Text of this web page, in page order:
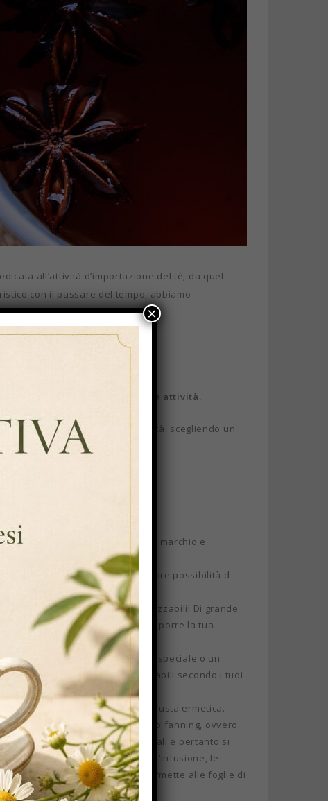
all’attività d’importazione del tè; da quel
con il passare del tempo, abbiamo
.
qualsiasi prodotto per la tua attività.
con eleganza e originalità, scegliendo un
pensato per te:
ed unici, con il tuo marchio e
tè ed infusi, con l’ulteriore possibilità d
mancare le scatole personalizzabili! Di grande
una bellissima scatola per riporre la tua
sbalordito un tuo affetto speciale o un
confezioni tutte personalizzabili secondo i tuoi
miscele, in scatole da 15 filtri busta ermetica.
rispetto alle infusioni in taglio fanning, ovvero
di quella dei filtri tradizionali e pertanto si
filtri è ottima perché durante l’infusione, le
del filtro piramidale permette alle foglie di
×